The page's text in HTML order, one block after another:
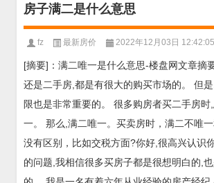
房子满二是什么意思
fz 最新房价 2022年12月03日 12:42:05
[摘要]：满二唯一是什么意思-楼盘网文章摘
还是二手房,都是有很大的购买市场的。 但
限也是非常重要的。 很多购房者买二手房时
一。 那么,满二唯一。买卖房时，满二不唯
没有区别，比如交税方面?你好,很高兴认识
的问题,我相信很多买房子都是很想明白的,